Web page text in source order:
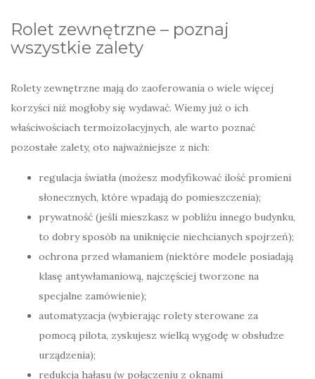
Rolet zewnętrzne – poznaj
wszystkie zalety
Rolety zewnętrzne mają do zaoferowania o wiele więcej
korzyści niż mogłoby się wydawać. Wiemy już o ich
właściwościach termoizolacyjnych, ale warto poznać
pozostałe zalety, oto najważniejsze z nich:
regulacja światła (możesz modyfikować ilość promieni
słonecznych, które wpadają do pomieszczenia);
prywatność (jeśli mieszkasz w pobliżu innego budynku,
to dobry sposób na uniknięcie niechcianych spojrzeń);
ochrona przed włamaniem (niektóre modele posiadają
klasę antywłamaniową, najczęściej tworzone na
specjalne zamówienie);
automatyzacja (wybierając rolety sterowane za
pomocą pilota, zyskujesz wielką wygodę w obsłudze
urządzenia);
redukcja hałasu (w połączeniu z oknami